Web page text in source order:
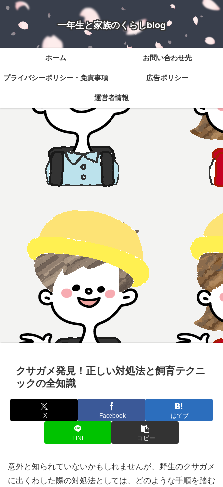
一年生と家族のくらしblog
ホーム お問い合わせ先
プライバシーポリシー・免責事項 広告ポリシー
運営者情報
クサガメ発見！正しい対処法と飼育テクニ
ックの全知識
X Facebook はてブ
LINE コピー
意外と知られていないかもしれませんが、野生のクサガメ
に出くわした際の対処法としては、どのような手順を踏む